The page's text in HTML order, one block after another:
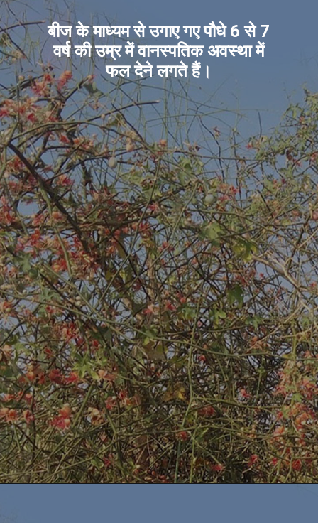
बीज के माध्यम से उगाए गए पौधे 6 से 7
वर्ष की उम्र में वानस्पतिक अवस्था में
फल देने लगते हैं।